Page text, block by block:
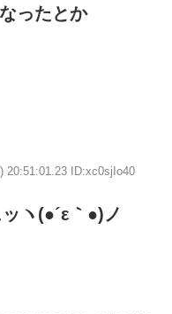
ったとか
20:51:01.23 ID:xc0sjIo40
ヽ(●´ε｀●)ノ